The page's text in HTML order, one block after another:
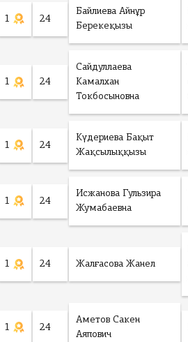
1 24
Байлиева Айнұр
Берекеқызы
1 24
Сайдуллаева
Камалхан
Токбосыновна
1 24
Күдериева Бақыт
Жақсылыққызы
1 24
Исжанова Гульзира
Жумабаевна
1 24 Жалғасова Жанел
1 24
Аметов Сакен
Аяпович